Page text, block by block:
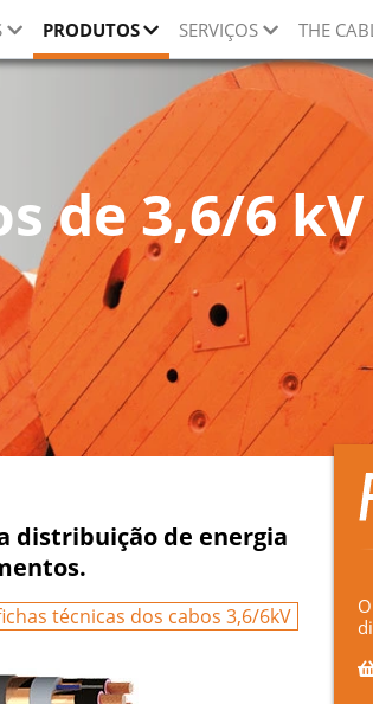
PRODUTOS SERVIÇOS THE
de 3,6/6 kV
distribuição de energia
técnicas dos cabos 3,6/6kV